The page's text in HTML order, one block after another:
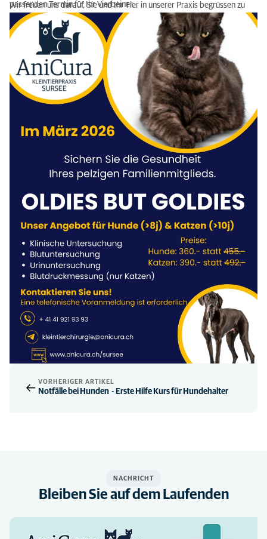
passenden Termin für Ihr Vierbeiner.
Wir freuen uns darauf, Sie und Ihr Tier in unserer Praxis begrüssen zu
dürfen.
VORHERIGER ARTIKEL
Notfälle bei Hunden - Erste Hilfe Kurs für Hundehalter
NACHRICHT
Bleiben Sie auf dem Laufenden